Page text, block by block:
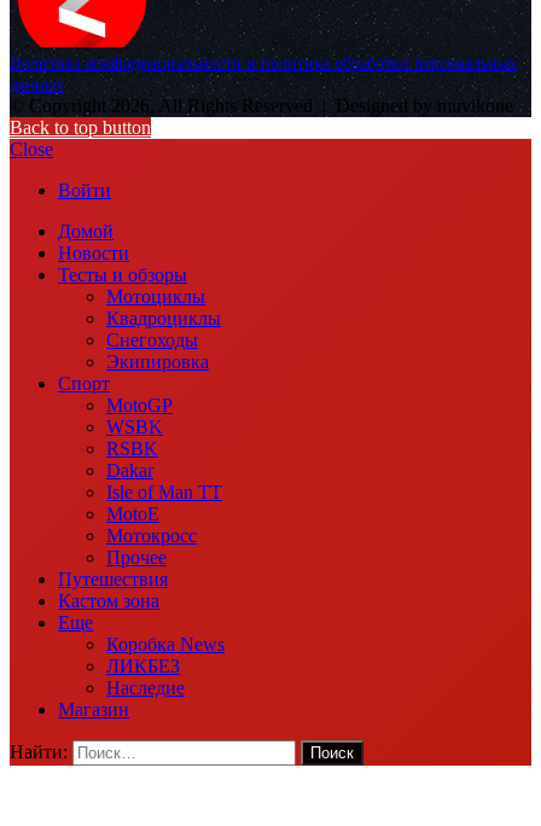
Политика конфиденциальности и политика обработки персональных
данных
© Copyright 2026, All Rights Reserved | Designed by muvikone
Back to top button
Close
Войти
Домой
Новости
Тесты и обзоры
Мотоциклы
Квадроциклы
Снегоходы
Экипировка
Спорт
MotoGP
WSBK
RSBK
Dakar
Isle of Man TT
MotoE
Мотокросс
Прочее
Путешествия
Кастом зона
Еще
Коробка News
ЛИКБЕЗ
Наследие
Магазин
Найти: